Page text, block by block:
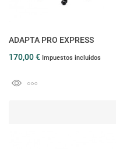
ADAPTA PRO EXPRESS
170,00 € Impuestos incluidos